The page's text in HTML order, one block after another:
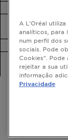
O que são
presentes
Este
Como devo
melhores
Análises
Resumo das
A L'Oréal
analíticos, para
num perfil dos
sociais. Pode
Cookies".
rejeitar a sua
informação
Privacidade